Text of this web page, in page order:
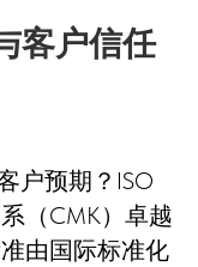
客户信任
户预期？ISO
系（СМК）卓越
由国际标准化